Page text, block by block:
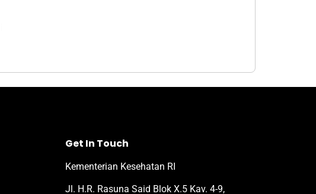
Get In Touch
Kementerian Kesehatan RI
Jl. H.R. Rasuna Said Blok X.5 Kav. 4-9,